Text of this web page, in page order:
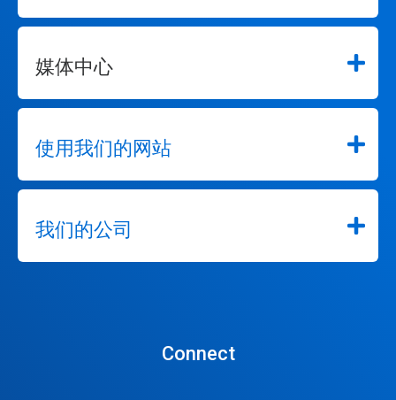
媒体中心
使用我们的网站
我们的公司
Connect